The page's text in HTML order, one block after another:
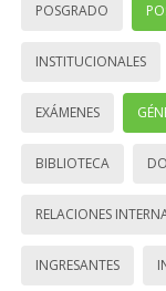
POSGRADO
INSTITUCIONALES
EXÁMENES
BIBLIOTECA
RELACIONES
INGRESANTES